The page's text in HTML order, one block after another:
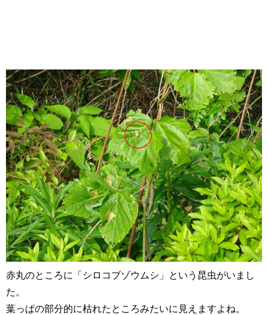
赤丸のところに「シロコブゾウムシ」という昆虫がいまし
た。
葉っぱの部分的に枯れたところみたいに見えますよね。